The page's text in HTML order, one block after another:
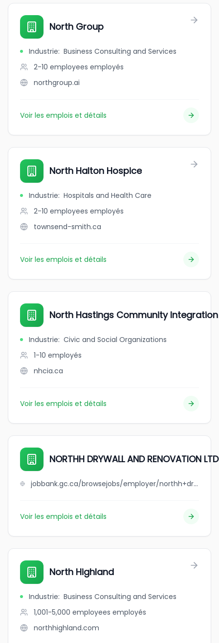
North Group
Industrie: Business Consulting and Services
2-10 employees employés
northgroup.ai
Voir les emplois et détails
North Halton Hospice
Industrie: Hospitals and Health Care
2-10 employees employés
townsend-smith.ca
Voir les emplois et détails
North Hastings Community Integration
Industrie: Civic and Social Organizations
1-10 employés
nhcia.ca
Voir les emplois et détails
NORTHH DRYWALL AND RENOVATION
jobbank.gc.ca/browsejobs/employer/northh+drywall+and+renovation+ltd./ca
Voir les emplois et détails
North Highland
Industrie: Business Consulting and Services
1,001-5,000 employees employés
northhighland.com